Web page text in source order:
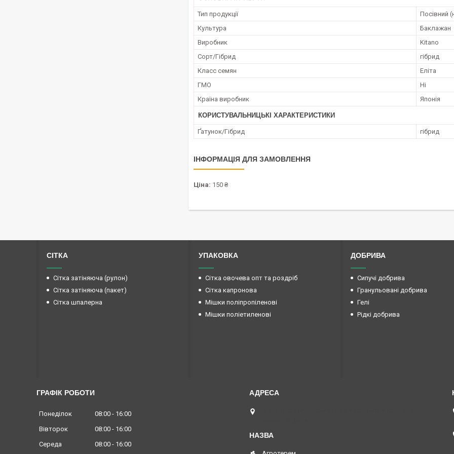
Тип продукції
Посівний
Культура
Баклажан
Виробник
Kitano
Сорт/Гібрид
гібрид
Класс семян
Еліта
ГМО
Ні
Країна виробник
Японія
КОРИСТУВАЛЬНИЦЬКІ ХАРАКТЕРИСТИКИ
Ґатунок/Гібрид гібрид
ІНФОРМАЦІЯ ДЛЯ ЗАМОВЛЕННЯ
Ціна: 150 ₴
СІТКА
Сітка затіняюча (рулон)
Сітка затіняюча (пакет)
Сітка шпалерна
УПАКОВКА
Сітка овочева опт та роздріб
Сітка капронова
Мішки поліпропіленові
Мішки поліетиленові
ДОБРИВА
Сипучі добрива
Гранульовані добрива
Гелі
Рідкі добрива
ГРАФІК РОБОТИ
Понеділок 08:00
16:00
Вівторок
08:00
16:00
Середа
08:00 16:00